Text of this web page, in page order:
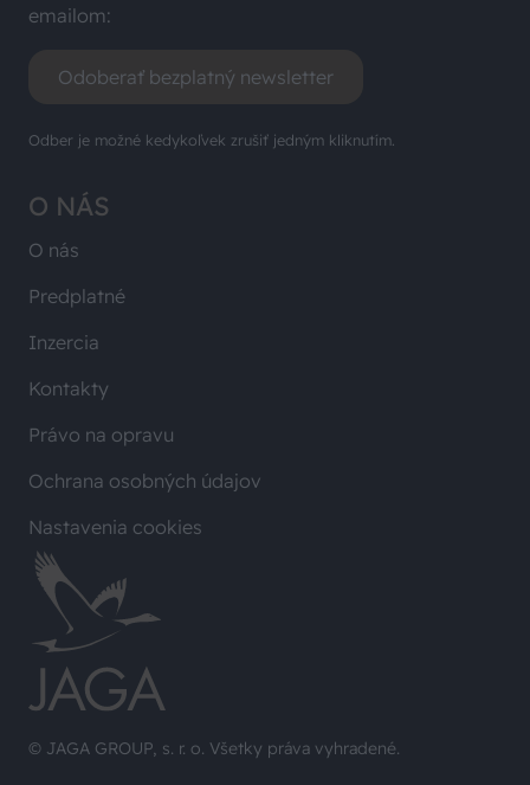
© JAGA GROUP, s. r. o. Všetky práva vyhradené.
O NÁS
O nás
Predplatné
Inzercia
Kontakty
Právo na opravu
Ochrana osobných údajov
Nastavenia cookies
emailom:
Odoberať bezplatný newsletter
Odber je možné kedykoľvek zrušiť jedným kliknutím.